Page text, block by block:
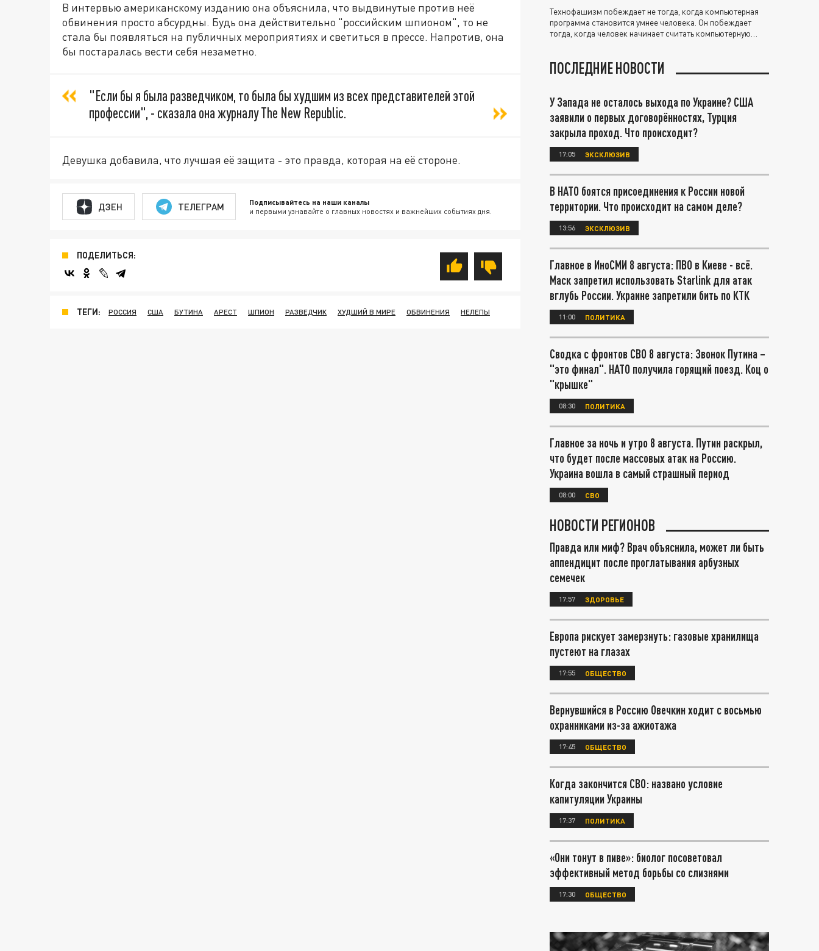
В интервью американскому изданию она объяснила, что выдвинутые против неё
обвинения просто абсурдны. Будь она действительно "российским шпионом", то не
стала бы появляться на публичных мероприятиях и светиться в прессе. Напротив, она
бы постаралась вести себя незаметно.
"Если бы я была разведчиком, то была бы худшим из всех представителей этой
профессии", - сказала она журналу The New Republic.
Девушка добавила, что лучшая её защита - это правда, которая на её стороне.
ДЗЕН ТЕЛЕГРАМ Подписывайтесь на наши каналы
и первыми узнавайте о главных новостях и важнейших событиях дня.
ПОДЕЛИТЬСЯ:
ТЕГИ: РОССИЯ США БУТИНА АРЕСТ ШПИОН РАЗВЕДЧИК ХУДШИЙ В МИРЕ ОБВИНЕНИЯ НЕЛЕПЫ
Технофашизм побеждает не тогда, когда компьютерная
программа становится умнее человека. Он побеждает
тогда, когда человек начинает считать компьютерную
ПОСЛЕДНИЕ НОВОСТИ
У Запада не осталось выхода по Украине? США
заявили о первых договорённостях, Турция
закрыла проход. Что происходит?
17:05 ЭКСКЛЮЗИВ
В НАТО боятся присоединения к России новой
территории. Что происходит на самом деле?
13:56 ЭКСКЛЮЗИВ
Главное в ИноСМИ 8 августа: ПВО в Киеве - всё.
Маск запретил использовать Starlink для атак
вглубь России. Украине запретили бить по КТК
11:00 ПОЛИТИКА
Сводка с фронтов СВО 8 августа: Звонок Путина –
"это финал". НАТО получила горящий поезд. Коц о
"крышке"
08:30 ПОЛИТИКА
Главное за ночь и утро 8 августа. Путин раскрыл,
что будет после массовых атак на Россию.
Украина вошла в самый страшный период
08:00 СВО
НОВОСТИ РЕГИОНОВ
Правда или миф? Врач объяснила, может ли быть
аппендицит после проглатывания арбузных
семечек
17:57 ЗДОРОВЬЕ
Европа рискует замерзнуть: газовые хранилища
пустеют на глазах
17:55 ОБЩЕСТВО
Вернувшийся в Россию Овечкин ходит с восьмью
охранниками из-за ажиотажа
17:45 ОБЩЕСТВО
Когда закончится СВО: названо условие
капитуляции Украины
17:37 ПОЛИТИКА
«Они тонут в пиве»: биолог посоветовал
эффективный метод борьбы со слизнями
17:30 ОБЩЕСТВО